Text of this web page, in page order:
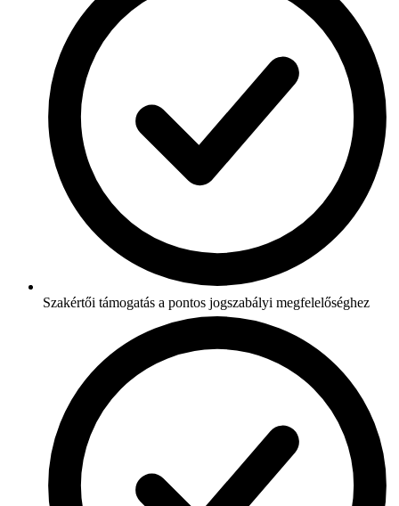
Szakértői támogatás a pontos jogszabályi megfelelőséghez